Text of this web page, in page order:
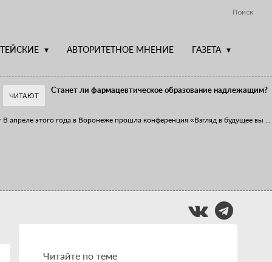
Поиск
АВТОРИТЕТНОЕ МНЕНИЕ ГАЗЕТА
ЧИТАЮТ
Станет ли фармацевтическое образование надлежащим?
В апреле этого года в Воронеже прошла конференция «Взгляд в будущее вы
Читайте по теме